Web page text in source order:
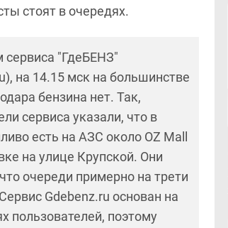
стоят в очередях.
"ГдеБЕНЗ"
на 14.15 мск на большинстве
бензина нет. Так,
сервиса указали, что в
есть на АЗС около OZ Mall
на улице Крупской. Они
очереди примерно на трети
Gdebenz.ru основан на
пользователей, поэтому